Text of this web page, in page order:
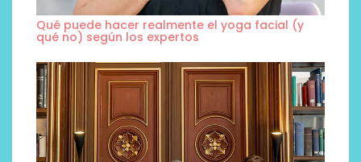
Qué puede hacer realmente el yoga facial (y
qué no) según los expertos